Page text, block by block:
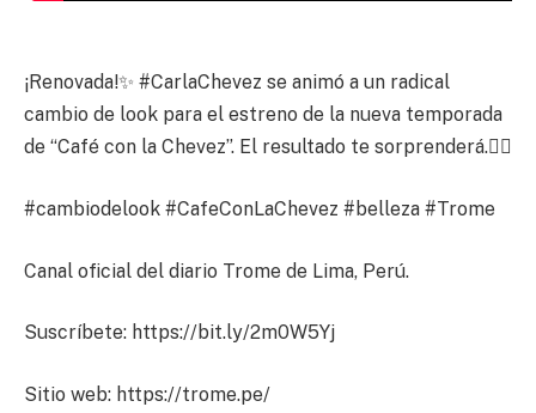
¡Renovada!✨ #CarlaChevez se animó a un radical
cambio de look para el estreno de la nueva temporada
de “Café con la Chevez”. El resultado te sorprenderá.😮‍💨
#cambiodelook #CafeConLaChevez #belleza #Trome
Canal oficial del diario Trome de Lima, Perú.
Suscríbete: https://bit.ly/2m0W5Yj
Sitio web: https://trome.pe/